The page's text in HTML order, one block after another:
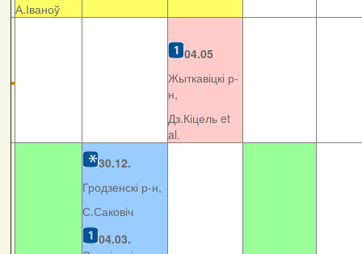
А.Іваноў
04.05
Жыткавіцкі р-
н,
Дз.Кіцель et
al.
30.12.
Гродзенскі р-н,
С.Саковіч
04.03.